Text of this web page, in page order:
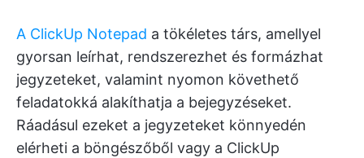
A ClickUp Notepad a tökéletes társ, amellyel
gyorsan leírhat, rendszerezhet és formázhat
jegyzeteket, valamint nyomon követhető
feladatokká alakíthatja a bejegyzéseket.
Ráadásul ezeket a jegyzeteket könnyedén
elérheti a böngészőből vagy a ClickUp